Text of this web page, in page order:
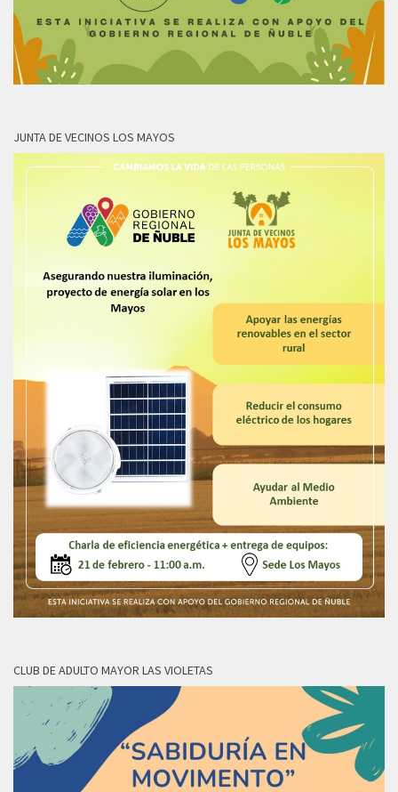
JUNTA DE VECINOS LOS MAYOS
CLUB DE ADULTO MAYOR LAS VIOLETAS